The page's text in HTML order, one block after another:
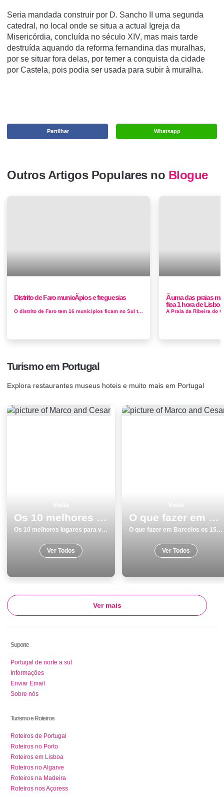
Seria mandada construir por D. Sancho II uma segunda
catedral, no local onde se situa a actual Igreja da
Misericórdia, concluí­da no século XIV, mas mais tarde
destruí­da aquando da reforma fernandina das muralhas,
por se situar fora delas, por temer a conquista da cidade
por Castela, pois podia ser usada para subir à muralha.
Whatsapp
Partilhar
Outros Artigos Populares no Blogue
Distrito de Faro municÃ­pios e freguesias
O distrito de Faro tem 16 municipios ficam no Sul tambem é conhecido por Algarve, Albufeira,Alcoutim, Aljezur, Castro Marim, Faro, Lagoa, Lagos...
Ã uma das praias
fica 1 hora de Lisboa
Turismo em Portugal
Explora restaurantes museus hoteis e muito mais em Portugal
Os 10 melhores lugares para visitar em Faro
Os 10 melhores lugares para visitar em Faro
Ver Todos
O que fazer em Barcelos os 15 melhores sitios para visitar na cidade
O que fazer em Barcelos os 15 melhores sitios para visitar na cidade
Ver Todos
Ver mais
Suporte
Portugal de norte a sul
Informações
Enviar Email
Sobre nós
Turismo e Roteiros
Roteiros de Portugal
Roteiros no Porto
Roteiros em Lisboa
Roteiros no Algarve
Roteiros na Madeira
Roteiros nos Açoress